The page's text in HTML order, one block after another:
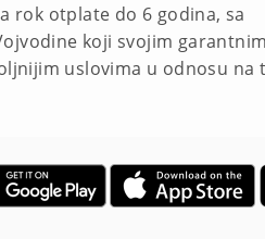
rok otplate do 6 godina, sa
koji svojim
uslovima u odnosu na